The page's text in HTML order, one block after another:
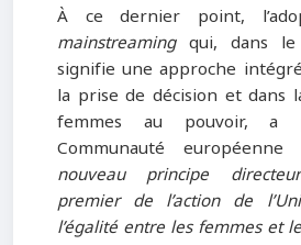
À ce dernier point,
mainstreamingqui, dans le
signifie une approche
la prise de décision et dans
femmes au pouvoir, a
Communauté
nouveau principe
premier de l’action de
l’égalité entre les femmes et